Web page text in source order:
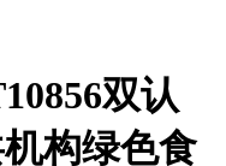
双认
构绿色食